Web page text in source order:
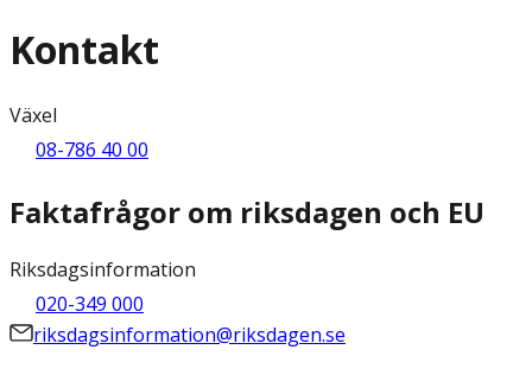
Kontakt
Växel
08-786 40 00
Faktafrågor om riksdagen och EU
Riksdagsinformation
020-349 000
riksdagsinformation@riksdagen.se